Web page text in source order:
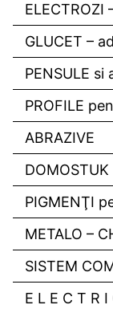
ELECTROZI
GLUCET –
PENSULE
PROFILE
ABRAZIVE
DOMOSTUK
PIGMENŢI
METALO –
SISTEM
E L E C T R I